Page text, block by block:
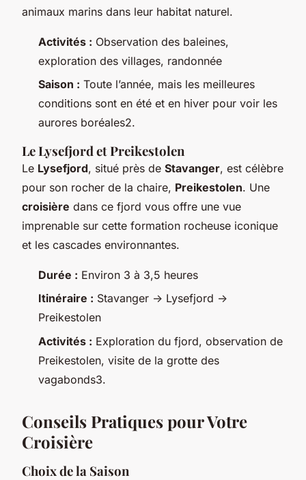
animaux marins dans leur habitat naturel.
Activités : Observation des baleines,
exploration des villages, randonnée
Saison : Toute l’année, mais les meilleures
conditions sont en été et en hiver pour voir les
aurores boréales2.
Le Lysefjord et Preikestolen
Le Lysefjord, situé près de Stavanger, est célèbre
pour son rocher de la chaire, Preikestolen. Une
croisière dans ce fjord vous offre une vue
imprenable sur cette formation rocheuse iconique
et les cascades environnantes.
Durée : Environ 3 à 3,5 heures
Itinéraire : Stavanger -> Lysefjord ->
Preikestolen
Activités : Exploration du fjord, observation de
Preikestolen, visite de la grotte des
vagabonds3.
Conseils Pratiques pour Votre
Croisière
Choix de la Saison